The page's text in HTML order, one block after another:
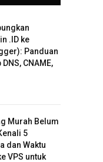
.ID ke
Panduan
CNAME,
Murah Belum
5
dan Waktu
VPS untuk